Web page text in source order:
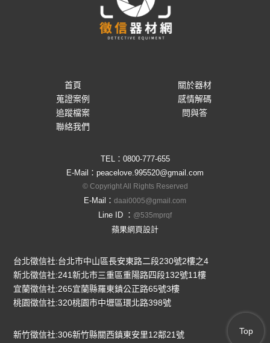
Top
首頁
關於器材
蒐證案例
感情解碼
追蹤檔案
問與答
聯絡我們
TEL： 0800-777-655
E-Mail： peacelove.995520@gmail.com
© Copyright All Rights Reserved
E-Mail： daai0005@gmail.com
Line ID ： @535mprqf
蘋果網頁設計
台北徵信社:台北市中山區長安東路二段230號2樓之4
新北徵信社:241新北市三重區重陽路四段132號11樓
宜蘭徵信社:265宜蘭縣羅東鎮公正路65號3樓
桃園徵信社:320桃園市中壢區環北路398號
新竹徵信社:306新竹縣關西鎮東安里12鄰21號